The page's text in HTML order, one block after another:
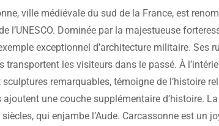
ville médiévale du sud de la France, est
l’UNESCO. Dominée par la majestueuse
exceptionnel d’architecture militaire. Ses
transportent les visiteurs dans le passé. À
remarquables, témoigne de l’histoire
ajoutent une couche supplémentaire d’histoire.
qui enjambe l’Aude. Carcassonne est